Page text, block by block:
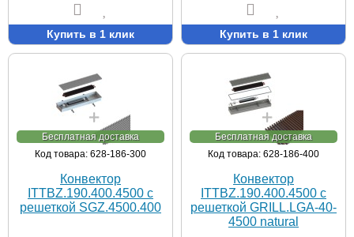
Купить в 1 клик Купить в 1 клик
Бесплатная доставка
Код товара: 628-186-300
Конвектор
ITTBZ.190.400.4500 с
решеткой SGZ.4500.400
Бесплатная доставка
Код товара: 628-186-400
Конвектор
ITTBZ.190.400.4500 с
решеткой GRILL.LGA-40-
4500 natural